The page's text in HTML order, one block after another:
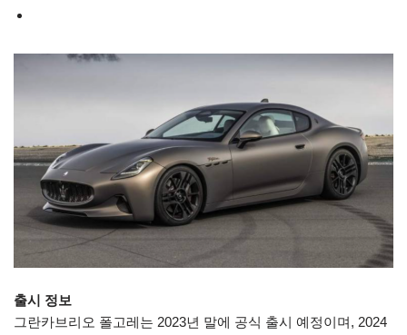
출시 정보
그란카브리오 폴고레는 2023년 말에 공식 출시 예정이며, 2024